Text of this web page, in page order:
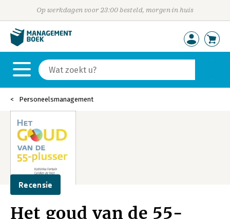
Op werkdagen voor 23:00 besteld, morgen in huis
Personeelsmanagement
Recensie
Het goud van de 55-